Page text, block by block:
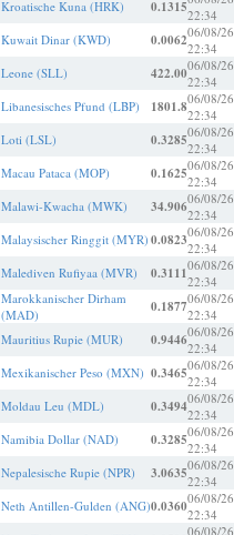
Kroatische Kuna (HRK) 0.131522:34
Kuwait Dinar (KWD) 0.006206/08/26
22:34
Leone (SLL) 422.0006/08/26
22:34
Libanesisches Pfund (LBP) 1801.806/08/26
22:34
Loti (LSL) 0.328506/08/26
22:34
Macau Pataca (MOP) 0.162506/08/26
22:34
Malawi-Kwacha (MWK) 34.90606/08/26
22:34
Malaysischer Ringgit (MYR) 0.082306/08/26
22:34
Malediven Rufiyaa (MVR) 0.311106/08/26
22:34
Marokkanischer Dirham
(MAD)
0.187706/08/26
22:34
Mauritius Rupie (MUR) 0.944606/08/26
22:34
Mexikanischer Peso (MXN) 0.346506/08/26
22:34
Moldau Leu (MDL) 0.349406/08/26
22:34
Namibia Dollar (NAD) 0.328506/08/26
22:34
Nepalesische Rupie (NPR) 3.063506/08/26
22:34
Neth Antillen-Gulden (ANG)0.036006/08/26
22:34
06/08/26